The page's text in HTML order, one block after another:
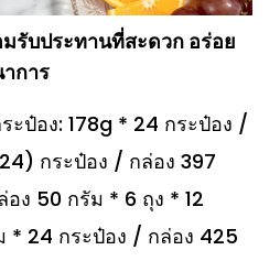
มรับประทานที่สะดวก อร่อย
การ
ป๋อง: 178g * 24 กระป๋อง /
กระป๋อง / กล่อง 397
ง 50 กรัม * 6 ถุง * 12
* 24 กระป๋อง / กล่อง 425